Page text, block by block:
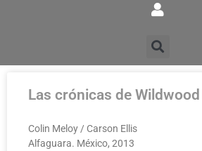
Las crónicas de Wildwood
Colin Meloy / Carson Ellis
Alfaguara. México, 2013